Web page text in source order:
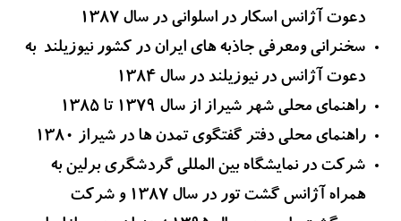
دعوت آژانس اسکار در اسلوانی در سال 1387
سخنرانی ومعرفی جاذبه های ایران در کشور نیوزیلند به
دعوت آژانس در نیوزیلند در سال 1384
راهنمای محلی شهر شیراز از سال 1379 تا 1385
راهنمای محلی دفتر گفتگوی تمدن ها در شیراز 1380
شرکت در نمایشگاه بین المللی گردشگری برلین به
همراه آژانس گشت تور در سال 1387 و شرکت